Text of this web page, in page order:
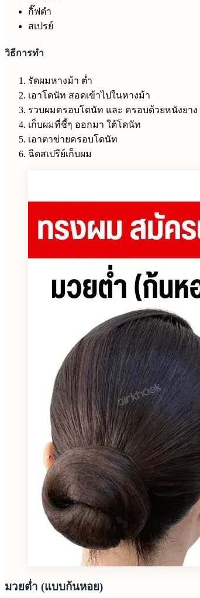
กิ๊ฟดำ
สเปรย์
วิธีการทำ
รัดผมหางม้า ต่ำ
เอาโดนัท สอดเข้าไปในหางม้า
รวบผมครอบโดนัท และ ครอบด้วยหนังยาง
เก็บผมที่ชี้ๆ ออกมา ใต้โดนัท
เอาตาข่ายครอบโดนัท
ฉีดสเปรีย์เก็บผม
มวยต่ำ (แบบก้นหอย)